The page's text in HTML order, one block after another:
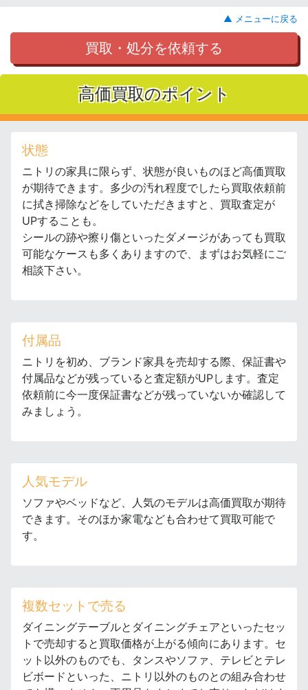
▲ メニューに戻る
買取・処分を依頼する
高価買取のポイント
状態
ニトリの家具に限らず、状態が良いものほど高価買取
が期待できます。多少の汚れ程度でしたら買取依頼前
に拭き掃除などをしていただきますと、買取査定が
UPすることも。
シールの跡や擦り傷といったダメージがあっても買取
可能なケースも多くありますので、まずはお気軽にご
相談下さい。
付属品
ニトリを初め、ブランド家具を売却する際、保証書や
付属品などが残っていると査定額がUPします。査定
依頼前に今一度保証書などが残っていないか確認して
みましょう。
人気モデル
ソファやベッドなど、人気のモデルは高価買取が期待
できます。そのほか家電なども合わせて買取可能で
す。
複数セットで売る
ダイニングテーブルとダイニングチェアといったセッ
トで売却すると買取価格が上がる傾向にあります。セ
ット以外のものでも、タンスやソファ、テレビとテレ
ビボードといった、ニトリ以外のものとの組み合わせ